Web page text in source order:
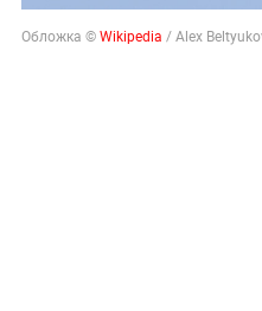
Обложка ©Wikipedia / Alex